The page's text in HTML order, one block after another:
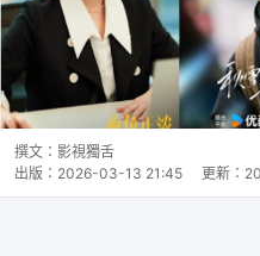
撰文： 影視獨舌
出版： 2026-03-13 21:45 更新：